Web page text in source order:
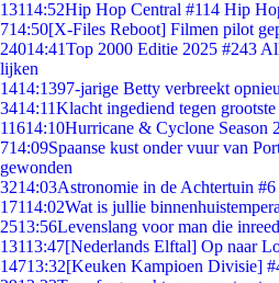
13114:52Hip Hop Central #114 Hip
714:50[X-Files Reboot] Filmen pilot
24014:41Top 2000 Editie 2025 #243
lijken
1414:1397-jarige Betty verbreekt
3414:11Klacht ingediend tegen
11614:10Hurricane & Cyclone Season
714:09Spaanse kust onder vuur van
gewonden
3214:03Astronomie in de Achtertuin #6
17114:02Wat is jullie
2513:56Levenslang voor man die
13113:47[Nederlands Elftal] Op naar
14713:32[Keuken Kampioen Divisie]